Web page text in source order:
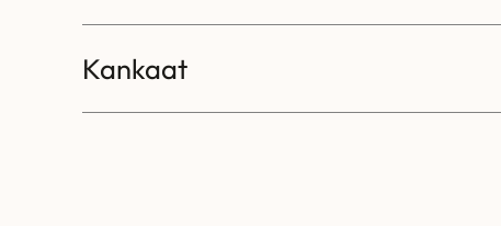
Kankaat